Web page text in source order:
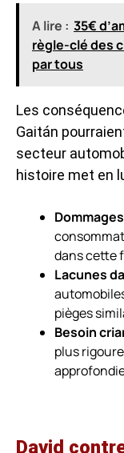
A lire : 35€
règle-clé des
par tous
Les
Gaitán
secteur
histoire met en
dans cette
Lacunes
pièges
Besoin
plus
David